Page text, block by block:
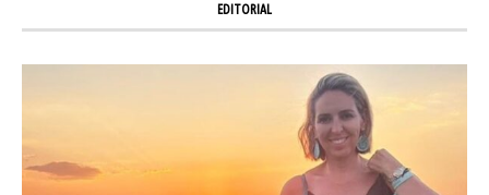
EDITORIAL